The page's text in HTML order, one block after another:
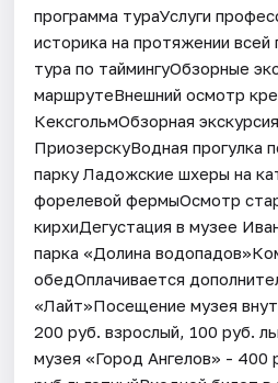
программа тураУслуги
историка на протяжении всей
тура по таймингуОбзорные
маршрутеВнешний осмотр
КексгольмОбзорная
ПриозерскуВодная прогулка
парку Ладожские шхеры на
форелевой фермыОсмотр
кирхиДегустация в музее
парка «Долина
обедОплачивается
«Лайт»Посещение музея
200 руб. взрослый, 100 руб.
музея «Город Ангелов» - 400